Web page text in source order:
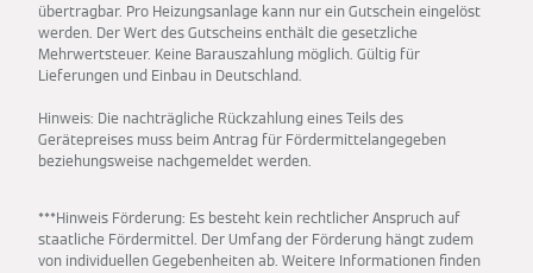
übertragbar. Pro Heizungsanlage kann nur ein Gutschein eingelöst
werden. Der Wert des Gutscheins enthält die gesetzliche
Mehrwertsteuer. Keine Barauszahlung möglich. Gültig für
Lieferungen und Einbau in Deutschland.
Hinweis: Die nachträgliche Rückzahlung eines Teils des
Gerätepreises muss beim Antrag für Fördermittelangegeben
beziehungsweise nachgemeldet werden.
***Hinweis Förderung: Es besteht kein rechtlicher Anspruch auf
staatliche Fördermittel. Der Umfang der Förderung hängt zudem
von individuellen Gegebenheiten ab. Weitere Informationen finden